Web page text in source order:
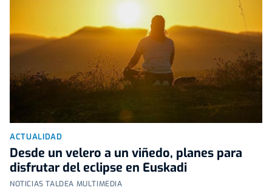
ACTUALIDAD
Desde un velero a un viñedo, planes para
disfrutar del eclipse en Euskadi
NOTICIAS TALDEA MULTIMEDIA